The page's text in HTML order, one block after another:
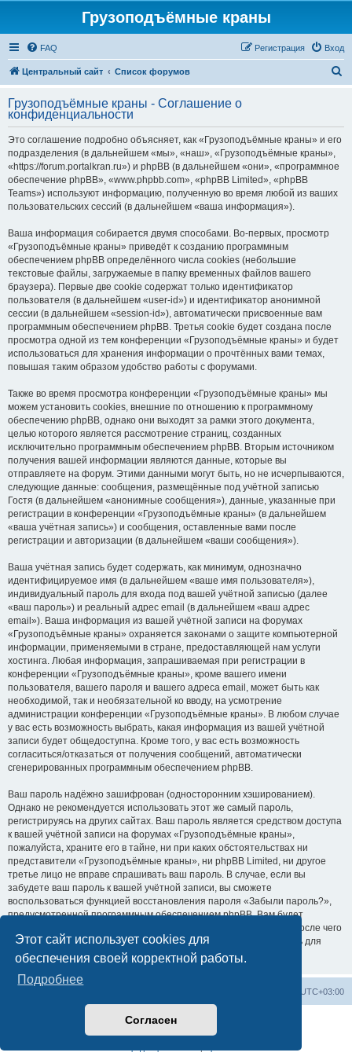
Этот сайт использует cookies для
обеспечения своей корректной работы.
Подробнее
Согласен
Грузоподъёмные краны
FAQ Вход
Регистрация
Центральный сайт Список форумов
с
Грузоподъёмные краны - Соглашение о
конфиденциальности
Это соглашение подробно объясняет, как «Грузоподъёмные краны» и его
подразделения (в дальнейшем «мы», «наш», «Грузоподъёмные краны»,
«https://forum.portalkran.ru») и phpBB (в дальнейшем «они», «программное
обеспечение phpBB», «www.phpbb.com», «phpBB Limited», «phpBB
Teams») используют информацию, полученную во время любой из ваших
пользовательских сессий (в дальнейшем «ваша информация»).
Ваша информация собирается двумя способами. Во-первых, просмотр
«Грузоподъёмные краны» приведёт к созданию программным
обеспечением phpBB определённого числа cookies (небольшие
текстовые файлы, загружаемые в папку временных файлов вашего
браузера). Первые две cookie содержат только идентификатор
пользователя (в дальнейшем «user-id») и идентификатор анонимной
сессии (в дальнейшем «session-id»), автоматически присвоенные вам
программным обеспечением phpBB. Третья cookie будет создана после
просмотра одной из тем конференции «Грузоподъёмные краны» и будет
использоваться для хранения информации о прочтённых вами темах,
повышая таким образом удобство работы с форумами.
Также во время просмотра конференции «Грузоподъёмные краны» мы
можем установить cookies, внешние по отношению к программному
обеспечению phpBB, однако они выходят за рамки этого документа,
целью которого является рассмотрение страниц, созданных
исключительно программным обеспечением phpBB. Вторым источником
получения вашей информации являются данные, которые вы
отправляете на форум. Этими данными могут быть, но не исчерпываются,
следующие данные: сообщения, размещённые под учётной записью
Гостя (в дальнейшем «анонимные сообщения»), данные, указанные при
регистрации в конференции «Грузоподъёмные краны» (в дальнейшем
«ваша учётная запись») и сообщения, оставленные вами после
регистрации и авторизации (в дальнейшем «ваши сообщения»).
Ваша учётная запись будет содержать, как минимум, однозначно
идентифицируемое имя (в дальнейшем «ваше имя пользователя»),
индивидуальный пароль для входа под вашей учётной записью (далее
«ваш пароль») и реальный адрес email (в дальнейшем «ваш адрес
email»). Ваша информация из вашей учётной записи на форумах
«Грузоподъёмные краны» охраняется законами о защите компьютерной
информации, применяемыми в стране, предоставляющей нам услуги
хостинга. Любая информация, запрашиваемая при регистрации в
конференции «Грузоподъёмные краны», кроме вашего имени
пользователя, вашего пароля и вашего адреса email, может быть как
необходимой, так и необязательной ко вводу, на усмотрение
администрации конференции «Грузоподъёмные краны». В любом случае
у вас есть возможность выбрать, какая информация из вашей учётной
записи будет общедоступна. Кроме того, у вас есть возможность
согласиться/отказаться от получения сообщений, автоматически
сгенерированных программным обеспечением phpBB.
Ваш пароль надёжно зашифрован (односторонним хэшированием).
Однако не рекомендуется использовать этот же самый пароль,
регистрируясь на других сайтах. Ваш пароль является средством доступа
к вашей учётной записи на форумах «Грузоподъёмные краны»,
пожалуйста, храните его в тайне, ни при каких обстоятельствах ни
представители «Грузоподъёмные краны», ни phpBB Limited, ни другое
третье лицо не вправе спрашивать ваш пароль. В случае, если вы
забудете ваш пароль к вашей учётной записи, вы сможете
воспользоваться функцией восстановления пароля «Забыли пароль?»,
предусмотренной программным обеспечением phpBB. Вам будет
необходимо ввести ваше имя пользователя и ваш адрес email, после чего
программное обеспечение phpBB сгенерирует вам новый пароль для
вашей учётной записи.
UTC+03:00
Создано на основеphpBB® Forum Software © phpBB Limited
Русская поддержка phpBB